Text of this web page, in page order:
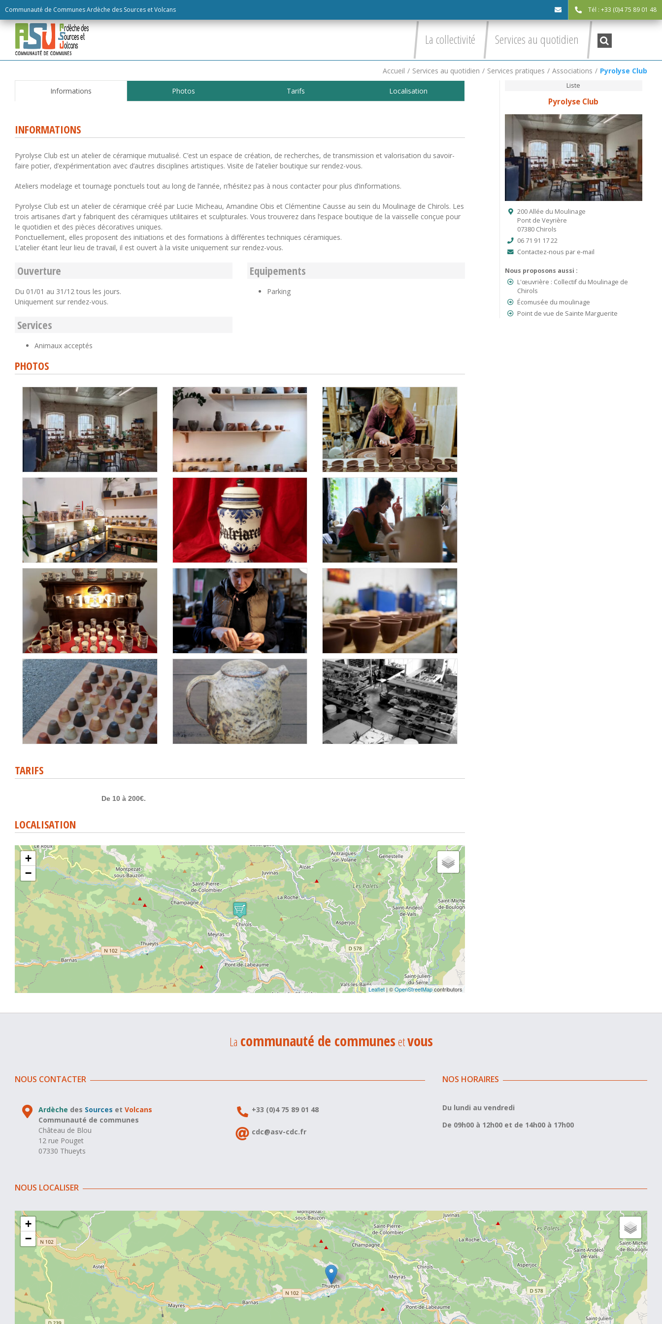
Communauté de Communes Ardèche des Sources et Volcans Tél : +33 (0)4 75 89 01 48
to
content
La collectivité Services au quotidien Recherche
:
Accueil / Services au quotidien / Services pratiques / Associations / Pyrolyse Club
Informations Photos Tarifs Localisation
INFORMATIONS
Pyrolyse Club est un atelier de céramique mutualisé. C’est un espace de création, de recherches, de transmission et valorisation du savoir-
faire potier, d’expérimentation avec d’autres disciplines artistiques. Visite de l’atelier boutique sur rendez-vous.
Ateliers modelage et tournage ponctuels tout au long de l’année, n’hésitez pas à nous contacter pour plus d’informations.
Pyrolyse Club est un atelier de céramique créé par Lucie Micheau, Amandine Obis et Clémentine Causse au sein du Moulinage de Chirols. Les
trois artisanes d’art y fabriquent des céramiques utilitaires et sculpturales. Vous trouverez dans l’espace boutique de la vaisselle conçue pour
le quotidien et des pièces décoratives uniques.
Ponctuellement, elles proposent des initiations et des formations à différentes techniques céramiques.
L’atelier étant leur lieu de travail, il est ouvert à la visite uniquement sur rendez-vous.
Ouverture
Du 01/01 au 31/12 tous les jours.
Uniquement sur rendez-vous.
Equipements
Parking
Services
Animaux acceptés
PHOTOS
TARIFS
De 10 à 200€.
LOCALISATION
+
−
Leaflet| ©OpenStreetMapcontributors
Liste
Pyrolyse Club
200 Allée du Moulinage
Pont de Veyrière
07380 Chirols
06 71 91 17 22
Contactez-nous par e-mail
Nous proposons aussi :
L'œuvrière : Collectif du Moulinage de
Chirols
Écomusée du moulinage
Point de vue de Sainte Marguerite
La communauté de communesetvous
NOUS CONTACTER
Ardèche des Sources etVolcans
Communauté de communes
Château de Blou
12 rue Pouget
07330 Thueyts
+33 (0)4 75 89 01 48
cdc@asv-cdc.fr
NOS HORAIRES
Du lundi au vendredi
De 09h00 à 12h00 et de 14h00 à 17h00
NOUS LOCALISER
+
−